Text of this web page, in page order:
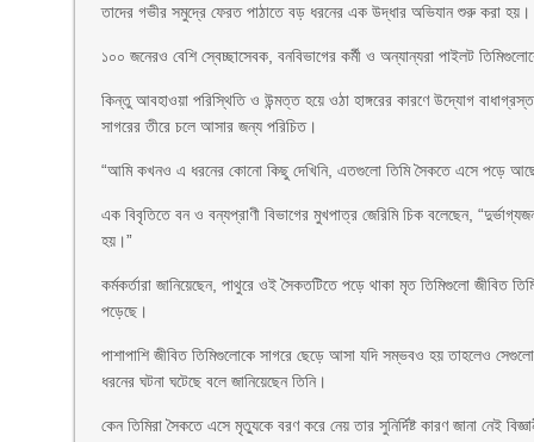
তাদের গভীর সমুদ্রে ফেরত পাঠাতে বড় ধরনের এক উদ্ধার অভিযান শুরু করা হয়।
১০০ জনেরও বেশি স্বেচ্ছাসেবক, বনবিভাগের কর্মী ও অন্যান্যরা পাইলট
কিন্তু আবহাওয়া পরিস্থিতি ও উন্মত্ত হয়ে ওঠা হাঙ্গরের কারণে উদ্যোগ
সাগরের তীরে চলে আসার জন্য পরিচিত।
“আমি কখনও এ ধরনের কোনো কিছু দেখিনি, এতগুলো তিমি সৈকতে এসে পড়ে
এক বিবৃতিতে বন ও বন্যপ্রাণী বিভাগের মুখপাত্র জেরিমি চিক বলেছেন,
হয়।”
কর্মকর্তারা জানিয়েছেন, পাথুরে ওই সৈকতটিতে পড়ে থাকা মৃত তিমিগুলো জীবিত
পড়েছে।
পাশাপাশি জীবিত তিমিগুলোকে সাগরে ছেড়ে আসা যদি সম্ভবও হয় তাহলেও
ধরনের ঘটনা ঘটেছে বলে জানিয়েছেন তিনি।
কেন তিমিরা সৈকতে এসে মৃত্যুকে বরণ করে নেয় তার সুনির্দিষ্ট কারণ জানা নেই